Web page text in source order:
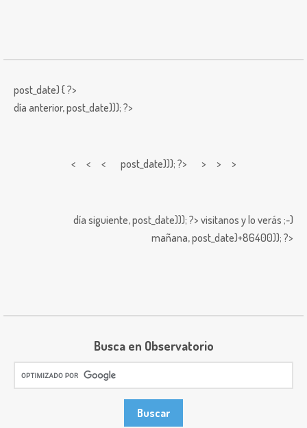
post_date) { ?>
día anterior,post_date))); ?>
< < < post_date))); ?> > > >
día siguiente,post_date))); ?> visitanos y lo verás ;-)
mañana,post_date)+86400)); ?>
Busca en Observatorio